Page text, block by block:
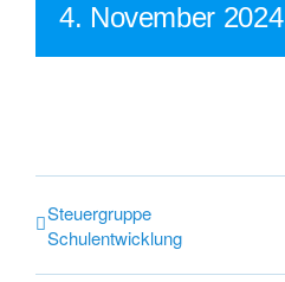
4. November 2024
Steuergruppe
Schulentwicklung